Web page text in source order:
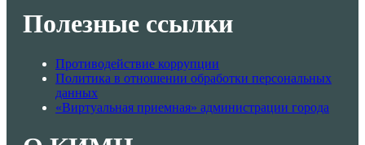
Полезные ссылки
Противодействие коррупции
Политика в отношении обработки персональных
данных
«Виртуальная приемная» администрации города